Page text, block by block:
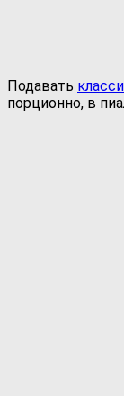
Подавать
порционно, в